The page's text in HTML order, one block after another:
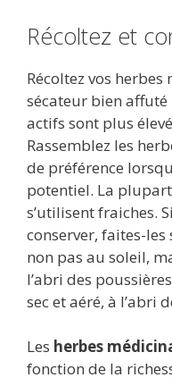
Récoltez et
Récoltez vos
sécateur bien
actifs sont plus
Rassemblez les
de préférence
potentiel. La
s’utilisent fraiches.
conserver, faites-
non pas au soleil,
l’abri des
sec et aéré, à l’abri
Les herbes
fonction de la